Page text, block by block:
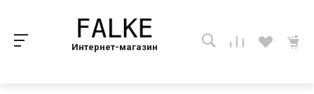
Интернет-магазин